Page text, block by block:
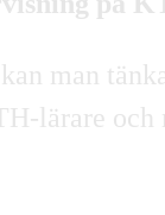
man
lärare